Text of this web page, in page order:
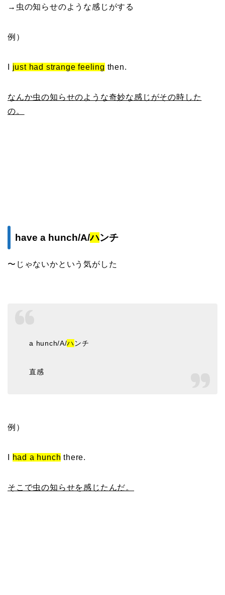
→虫の知らせのような感じがする
例）
just had strange feeling then.
なんか虫の知らせのような奇妙な感じがその時した
の。
have a hunch/A/ハンチ
〜じゃないかという気がした
a hunch/A/ハ ンチ
直感
例）
had a hunch there.
そこで虫の知らせを感じたんだ。